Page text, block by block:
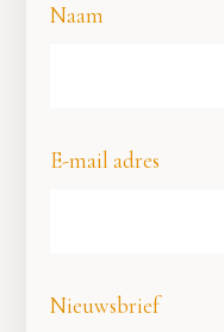
Naam
E-mail adres
Nieuwsbrief